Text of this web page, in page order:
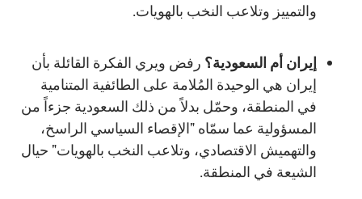
والتمييز وتلاعب النخب بالهويات.
إيران أم السعودية؟ رفض ويري الفكرة القائلة بأن
إيران هي الوحيدة المُلامة على الطائفية المتنامية
في المنطقة، وحمّل بدلاً من ذلك السعودية جزءاً من
المسؤولية عما سمّاه "الإقصاء السياسي الراسخ،
والتهميش الاقتصادي، وتلاعب النخب بالهويات" حيال
الشيعة في المنطقة.